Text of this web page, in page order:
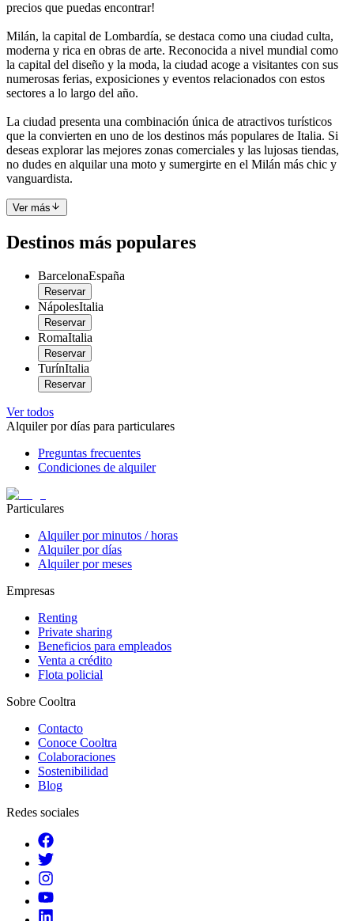
precios que puedas encontrar!
Milán, la capital de Lombardía, se destaca como una ciudad culta,
moderna y rica en obras de arte. Reconocida a nivel mundial como
la capital del diseño y la moda, la ciudad acoge a visitantes con sus
numerosas ferias, exposiciones y eventos relacionados con estos
sectores a lo largo del año.
La ciudad presenta una combinación única de atractivos turísticos
que la convierten en uno de los destinos más populares de Italia. Si
deseas explorar las mejores zonas comerciales y las lujosas tiendas,
no dudes en alquilar una moto y sumergirte en el Milán más chic y
vanguardista.
Ver más
Destinos más populares
BarcelonaEspaña
Reservar
NápolesItalia
Reservar
RomaItalia
Reservar
TurínItalia
Reservar
Ver todos
Alquiler por días para particulares
Preguntas frecuentes
Condiciones de alquiler
Particulares
Alquiler por minutos / horas
Alquiler por días
Alquiler por meses
Empresas
Renting
Private sharing
Beneficios para empleados
Venta a crédito
Flota policial
Sobre Cooltra
Contacto
Conoce Cooltra
Colaboraciones
Sostenibilidad
Blog
Redes sociales